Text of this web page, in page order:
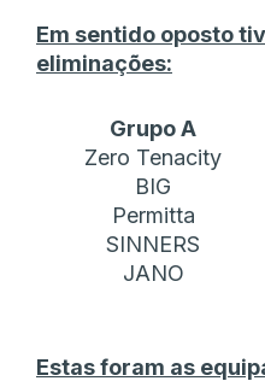
Em sentido oposto
eliminações:
Grupo A
Zero Tenacity
BIG
Permitta
SINNERS
JANO
Estas foram as